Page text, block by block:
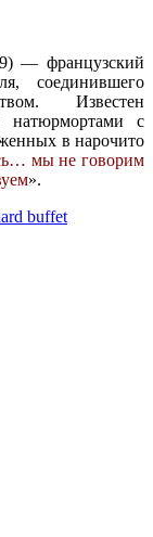
— французский
соединившего
Известен
натюрмортами с
в нарочито
мы не говорим
».